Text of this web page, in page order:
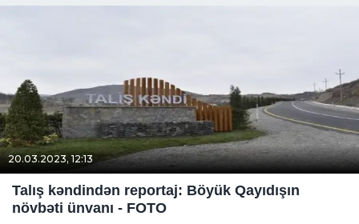
20.03.2023, 12:13
Talış kəndindən reportaj: Böyük Qayıdışın
növbəti ünvanı - FOTO